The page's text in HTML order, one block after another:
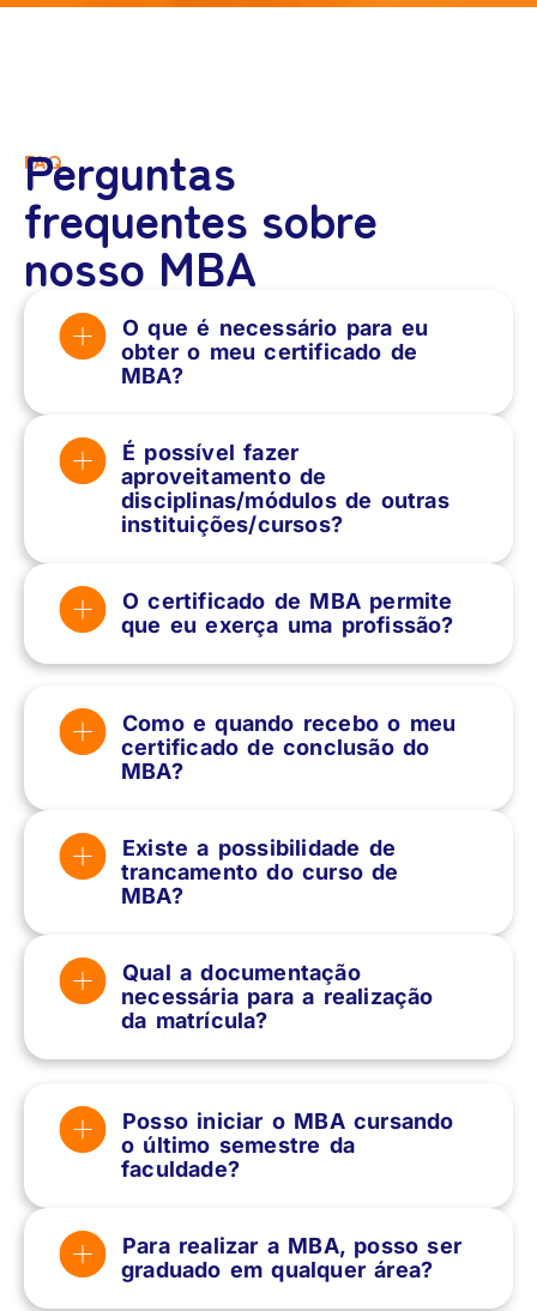
FAQ
Perguntas
frequentes sobre
nosso MBA
O que é necessário para eu
obter o meu certificado de
MBA?
É possível fazer
aproveitamento de
disciplinas/módulos de outras
instituições/cursos?
O certificado de MBA permite
que eu exerça uma profissão?
Como e quando recebo o meu
certificado de conclusão do
MBA?
Existe a possibilidade de
trancamento do curso de
MBA?
Qual a documentação
necessária para a realização
da matrícula?
Posso iniciar o MBA cursando
o último semestre da
faculdade?
Para realizar a MBA, posso ser
graduado em qualquer área?